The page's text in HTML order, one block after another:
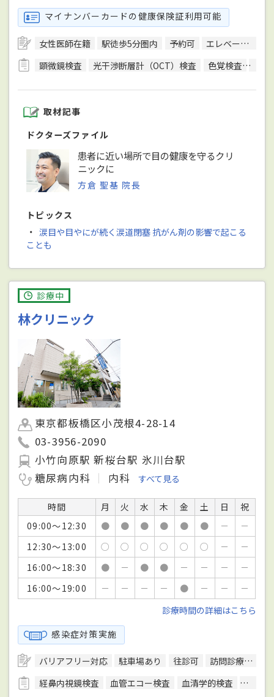
マイナンバーカードの健康保険証利用可能
女性医師在籍 駅徒歩5分圏内 予約可
エレベーターあり
顕微鏡検査
光干渉断層計（OCT）検査 色覚検査
取材記事
ドクターズファイル
患者に近い場所で目の健康を守るクリ
ニックに
方倉 聖基 院長
トピックス
・ 涙目や目やにが続く涙道閉塞 抗がん剤の影響で起こる
ことも
診療中
林クリニック
東京都板橋区小茂根4-28-14
03-3956-2090
小竹向原駅 新桜台駅 氷川台駅
糖尿病内科
内科 すべて見る
時間 月 火 水 木 金 土 日
祝
09:00～12:30
● ● ● ● ● ● －
－
12:30～13:00
○ ○ ○ ○ ○ ○ －
－
16:00～18:30
● － ● ● － － －
－
16:00～19:00
－ － － － ● － －
－
診療時間の詳細はこちら
感染症対策実施
バリアフリー対応 駐車場あり 往診可 訪問診療可
経鼻内視鏡検査
血管エコー検査 血清学的検査 呼吸機